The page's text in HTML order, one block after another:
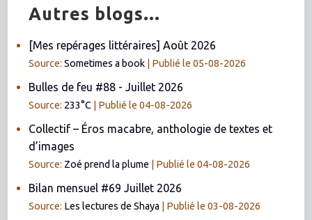
Autres blogs...
[Mes repérages littéraires] Août 2026
Source:Sometimes a book Publié le 05-08-2026
Bulles de feu #88 - Juillet 2026
Source: 233°C Publié le 04-08-2026
Collectif – Éros macabre, anthologie de textes et
d’images
Source: Zoé prend la plume Publié le 04-08-2026
Bilan mensuel #69 Juillet 2026
Source: Les lectures de Shaya Publié le 03-08-2026